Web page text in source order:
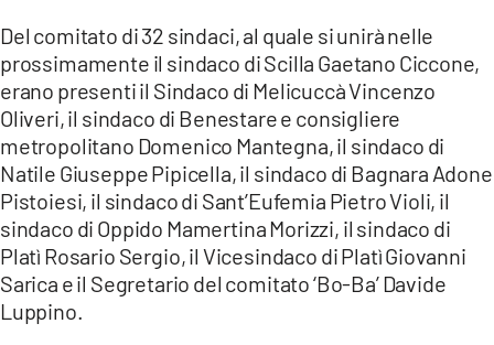
Del comitato di 32 sindaci, al quale si unirà nelle
prossimamente il sindaco di Scilla Gaetano Ciccone,
erano presenti il Sindaco di Melicuccà Vincenzo
Oliveri, il sindaco di Benestare e consigliere
metropolitano Domenico Mantegna, il sindaco di
Natile Giuseppe Pipicella, il sindaco di Bagnara Adone
Pistoiesi, il sindaco di Sant’Eufemia Pietro Violi, il
sindaco di Oppido Mamertina Morizzi, il sindaco di
Platì Rosario Sergio, il Vicesindaco di Platì Giovanni
Sarica e il Segretario del comitato ‘Bo-Ba’ Davide
Luppino.